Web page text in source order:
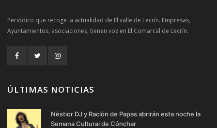
Periódico que recoge la actualidad de El valle de Lecrín. Empresas,
Ayuntamientos, asociaciones, tienen voz en El Comarcal de Lecrín.
ÚLTIMAS NOTICIAS
Néstior DJ y Ración de Papas abrirán esta noche la
Semana Cultural de Cónchar